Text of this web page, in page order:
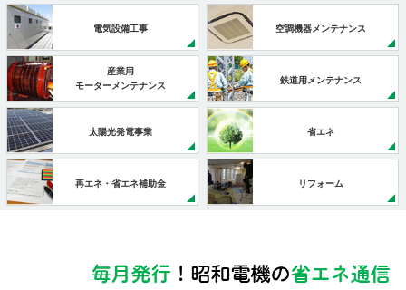
電気設備工事 空調機器メンテナンス
産業用
モーターメンテナンス
鉄道用メンテナンス
太陽光発電事業 省エネ
再エネ・省エネ補助金 リフォーム